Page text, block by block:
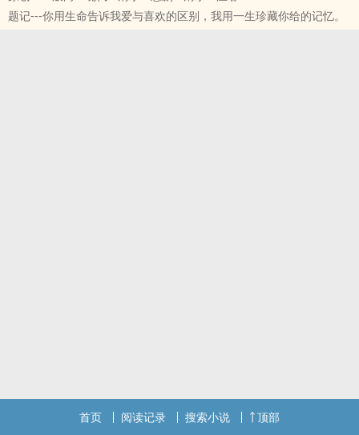
题记---你用生命告诉我爱与喜欢的区别，我用一生珍藏你给的记忆。
首页 阅读记录 搜索小说 顶部